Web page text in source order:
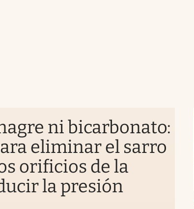
ni bicarbonato:
eliminar el sarro
orificios de la
la presión